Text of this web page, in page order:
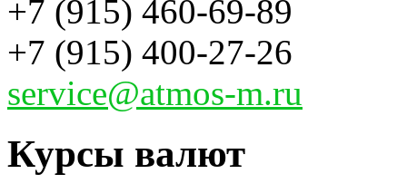
+7 (915) 460-69-89
+7 (915) 400-27-26
service@atmos-m.ru
Курсы валют